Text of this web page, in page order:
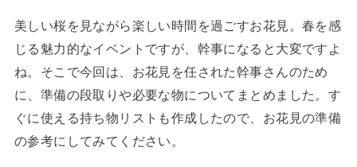
美しい桜を見ながら楽しい時間を過ごすお花見。春を感
じる魅力的なイベントですが、幹事になると大変ですよ
ね。そこで今回は、お花見を任された幹事さんのため
に、準備の段取りや必要な物についてまとめました。す
ぐに使える持ち物リストも作成したので、お花見の準備
の参考にしてみてください。